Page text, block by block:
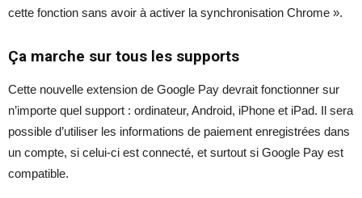
cette fonction sans avoir à activer la synchronisation Chrome ».
Ça marche sur tous les supports
Cette nouvelle extension de Google Pay devrait fonctionner sur
n’importe quel support : ordinateur, Android, iPhone et iPad. Il sera
possible d’utiliser les informations de paiement enregistrées dans
un compte, si celui-ci est connecté, et surtout si Google Pay est
compatible.